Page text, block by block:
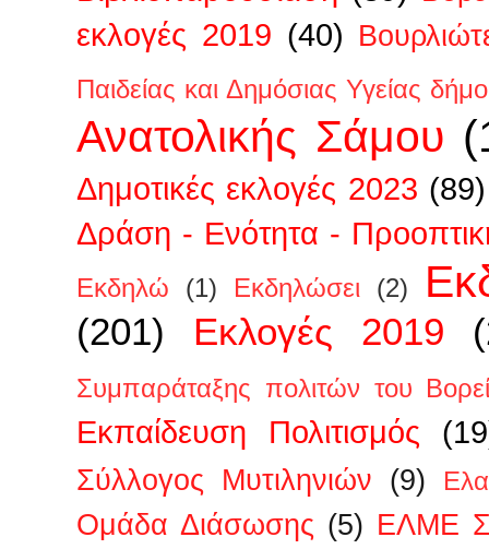
εκλογές 2019 (40)
Παιδείας και Δημόσιας Υγείας
Ανατολικής Σάμου
Δημοτικές εκλογές 2023 (89)
Δράση - Ενότητα -
Εκδηλώ (1) Εκδηλώσει (2)
(201) Εκλογές 2019
Συμπαράταξης πολιτών του
Εκπαίδευση Πολιτισμός
Σύλλογος Μυτιληνιών (9)
Ομάδα Διάσωσης (5) ΕΛΜΕ